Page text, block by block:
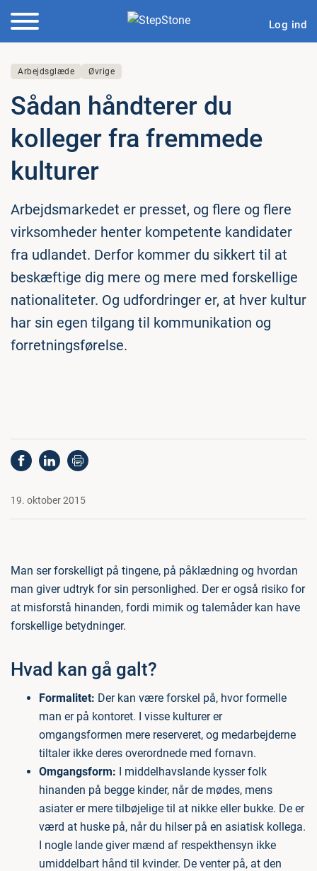
Log ind
Arbejdsglæde Øvrige
Sådan håndterer du
kolleger fra fremmede
kulturer
Arbejdsmarkedet er presset, og flere og flere
virksomheder henter kompetente kandidater
fra udlandet. Derfor kommer du sikkert til at
beskæftige dig mere og mere med forskellige
nationaliteter. Og udfordringer er, at hver kultur
har sin egen tilgang til kommunikation og
forretningsførelse.
19. oktober 2015
Man ser forskelligt på tingene, på påklædning og hvordan
man giver udtryk for sin personlighed. Der er også risiko for
at misforstå hinanden, fordi mimik og talemåder kan have
forskellige betydninger.
Hvad kan gå galt?
Formalitet: Der kan være forskel på, hvor formelle
man er på kontoret. I visse kulturer er
omgangsformen mere reserveret, og medarbejderne
tiltaler ikke deres overordnede med fornavn.
Omgangsform: I middelhavslande kysser folk
hinanden på begge kinder, når de mødes, mens
asiater er mere tilbøjelige til at nikke eller bukke. De er
værd at huske på, når du hilser på en asiatisk kollega.
I nogle lande giver mænd af respekthensyn ikke
umiddelbart hånd til kvinder. De venter på, at den